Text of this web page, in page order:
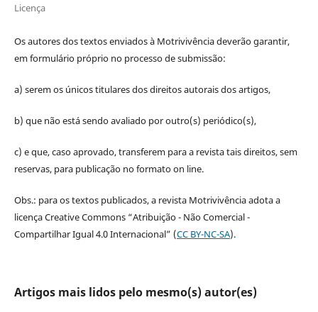
Licença
Os autores dos textos enviados à Motrivivência deverão garantir,
em formulário próprio no processo de submissão:
a) serem os únicos titulares dos direitos autorais dos artigos,
b) que não está sendo avaliado por outro(s) periódico(s),
c) e que, caso aprovado, transferem para a revista tais direitos, sem
reservas, para publicação no formato on line.
Obs.: para os textos publicados, a revista Motrivivência adota a
licença Creative Commons “Atribuição - Não Comercial -
Compartilhar Igual 4.0 Internacional” (CC BY-NC-SA).
Artigos mais lidos pelo mesmo(s) autor(es)